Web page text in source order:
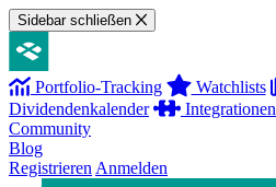
Sidebar schließen
Portfolio-Tracking Watchlists
Dividendenkalender
Integrationen
Community
Blog
Registrieren Anmelden